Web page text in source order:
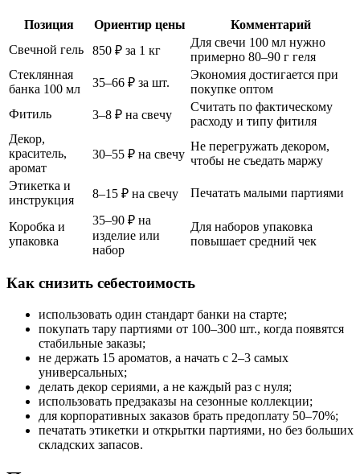
Позиция Ориентир цены
Комментарий
Свечной гель
850 ₽ за 1 кг
Для свечи 100 мл нужно
примерно 80–90 г геля
Стеклянная
банка 100 мл
35–66 ₽ за шт.
Экономия достигается при
покупке оптом
Фитиль
3–8 ₽ на свечу
Считать по фактическому
расходу и типу фитиля
Декор,
краситель,
аромат
30–55 ₽ на свечу
Не перегружать декором,
чтобы не съедать маржу
Этикетка и
инструкция
8–15 ₽ на свечу Печатать малыми партиями
Коробка и
упаковка
35–90 ₽ на
изделие или
набор
Для наборов упаковка
повышает средний чек
Как снизить себестоимость
использовать один стандарт банки на старте;
покупать тару партиями от 100–300 шт., когда появятся
стабильные заказы;
не держать 15 ароматов, а начать с 2–3 самых
универсальных;
делать декор сериями, а не каждый раз с нуля;
использовать предзаказы на сезонные коллекции;
для корпоративных заказов брать предоплату 50–70%;
печатать этикетки и открытки партиями, но без больших
складских запасов.